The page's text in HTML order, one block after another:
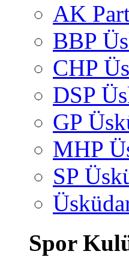
AK
BBP
CHP
DSP
GP
MHP
SP
Spor